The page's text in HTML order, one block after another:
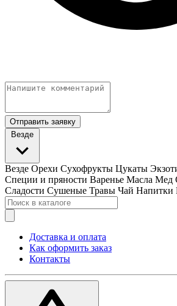
Отправить заявку
Везде
Везде Орехи Сухофрукты Цукаты
Специи и пряности Варенье Масла Мед
Сладости Сушеные Травы Чай Напитки
Доставка и оплата
Как оформить заказ
Контакты